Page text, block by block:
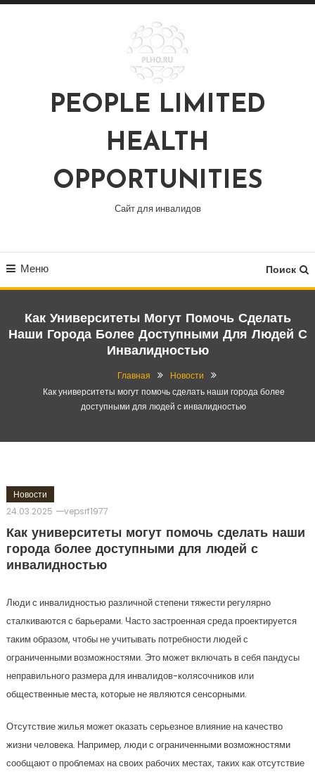
Перейти
PEOPLE LIMITED
HEALTH
OPPORTUNITIES
Сайт для инвалидов
Меню Поиск
Как Университеты Могут Помочь Сделать
Наши Города Более Доступными Для Людей С
Инвалидностью
Главная
Новости
Как университеты могут помочь сделать наши города более
доступными для людей с инвалидностью
Новости
24.03.2025
vepsrf1977
Как университеты могут помочь сделать наши
города более доступными для людей с
инвалидностью
Люди с инвалидностью различной степени тяжести регулярно
сталкиваются с барьерами. Часто застроенная среда проектируется
таким образом, чтобы не учитывать потребности людей с
ограниченными возможностями. Это может включать в себя пандусы
неправильного размера для инвалидов-колясочников или
общественные места, которые не являются сенсорными.
Отсутствие жилья может оказать серьезное влияние на качество
жизни человека. Например, люди с ограниченными возможностями
сообщают о проблемах на своих рабочих местах, таких как отсутствие